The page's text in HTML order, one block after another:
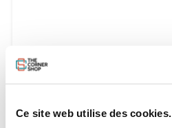
Ce site web utilise des cookies.